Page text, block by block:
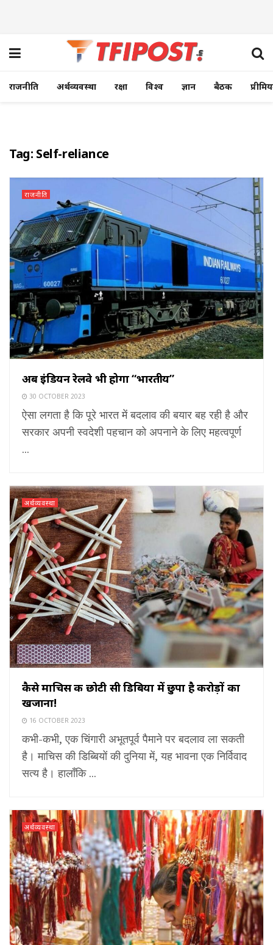
राजनीति अर्थव्यवस्था रक्षा विश्व ज्ञान बैठक
Tag: Self-reliance
राजनीति
अब इंडियन रेलवे भी होगा “भारतीय”
30 OCTOBER 2023
ऐसा लगता है कि पूरे भारत में बदलाव की बयार बह रही है और
सरकार अपनी स्वदेशी पहचान को अपनाने के लिए महत्वपूर्ण
...
अर्थव्यवस्था
कैसे माचिस की छोटी सी डिबिया में छुपा है करोड़ों का
खजाना!
16 OCTOBER 2023
कभी-कभी, एक चिंगारी अभूतपूर्व पैमाने पर बदलाव ला सकती
है। माचिस की डिब्बियों की दुनिया में, यह भावना एक निर्विवाद
सत्य है। हालाँकि ...
अर्थव्यवस्था